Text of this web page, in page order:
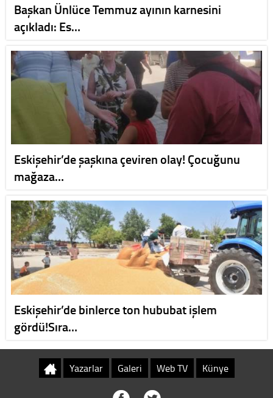
Başkan Ünlüce Temmuz ayının karnesini
açıkladı: Es…
Eskişehir’de şaşkına çeviren olay! Çocuğunu
mağaza…
Eskişehir’de binlerce ton hububat işlem
gördü!Sıra…
Yazarlar Galeri Web TV Künye